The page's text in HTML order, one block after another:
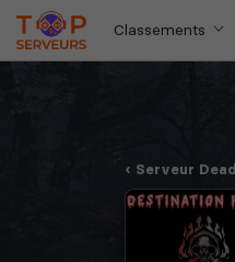
Classements
Serveur